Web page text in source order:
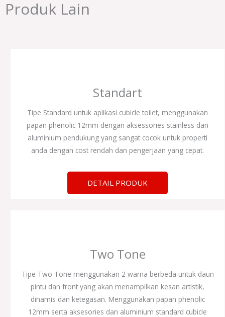
Produk Lain
Standart​
Tipe Standard untuk aplikasi cubicle toilet, menggunakan
papan phenolic 12mm dengan aksessories stainless dan
aluminium pendukung yang sangat cocok untuk properti
anda dengan cost rendah dan pengerjaan yang cepat.
DETAIL PRODUK
Two Tone
Tipe Two Tone menggunakan 2 warna berbeda untuk daun
pintu dan front yang akan menampilkan kesan artistik,
dinamis dan ketegasan. Menggunakan papan phenolic
12mm serta aksesories dan aluminium standard cubicle